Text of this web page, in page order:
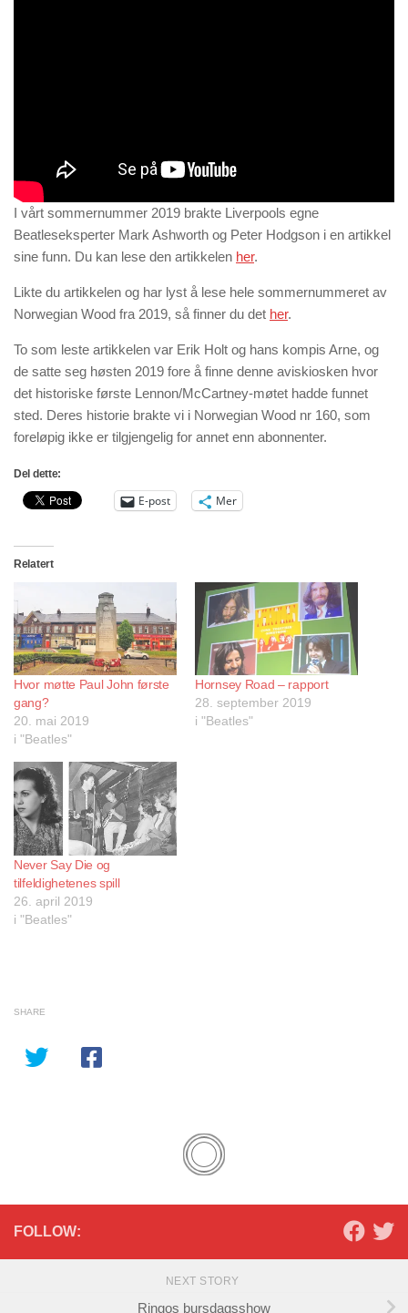
I vårt sommernummer 2019 brakte Liverpools egne
Beatleseksperter Mark Ashworth og Peter Hodgson i en artikkel
sine funn. Du kan lese den artikkelen her.
Likte du artikkelen og har lyst å lese hele sommernummeret av
Norwegian Wood fra 2019, så finner du det her.
To som leste artikkelen var Erik Holt og hans kompis Arne, og
de satte seg høsten 2019 fore å finne denne aviskiosken hvor
det historiske første Lennon/McCartney-møtet hadde funnet
sted. Deres historie brakte vi i Norwegian Wood nr 160, som
foreløpig ikke er tilgjengelig for annet enn abonnenter.
Del dette:
E-post Mer
Relatert
Hvor møtte Paul John første
gang?
20. mai 2019
i "Beatles"
Hornsey Road – rapport
28. september 2019
i "Beatles"
Never Say Die og
tilfeldighetenes spill
26. april 2019
i "Beatles"
SHARE
FOLLOW:
NEXT STORY
Ringos bursdagsshow